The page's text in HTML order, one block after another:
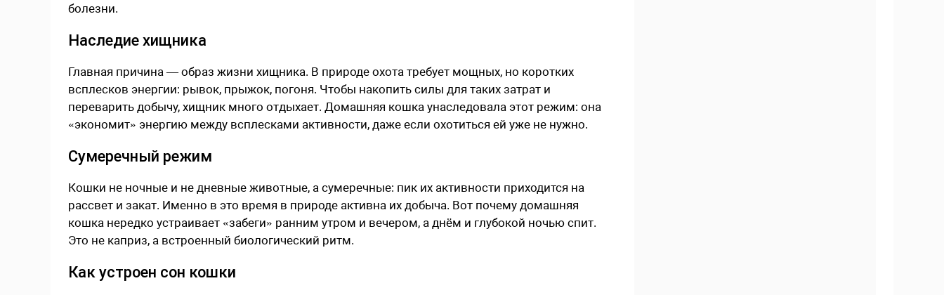
болезни.
Наследие хищника
Главная причина — образ жизни хищника. В природе охота требует мощных, но коротких
всплесков энергии: рывок, прыжок, погоня. Чтобы накопить силы для таких затрат и
переварить добычу, хищник много отдыхает. Домашняя кошка унаследовала этот режим: она
«экономит» энергию между всплесками активности, даже если охотиться ей уже не нужно.
Сумеречный режим
Кошки не ночные и не дневные животные, а сумеречные: пик их активности приходится на
рассвет и закат. Именно в это время в природе активна их добыча. Вот почему домашняя
кошка нередко устраивает «забеги» ранним утром и вечером, а днём и глубокой ночью спит.
Это не каприз, а встроенный биологический ритм.
Как устроен сон кошки